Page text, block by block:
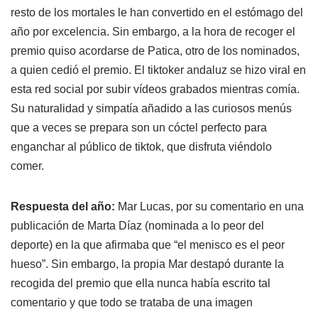
resto de los mortales le han convertido en el estómago del
año por excelencia. Sin embargo, a la hora de recoger el
premio quiso acordarse de Patica, otro de los nominados,
a quien cedió el premio. El tiktoker andaluz se hizo viral en
esta red social por subir vídeos grabados mientras comía.
Su naturalidad y simpatía añadido a las curiosos menús
que a veces se prepara son un cóctel perfecto para
enganchar al público de tiktok, que disfruta viéndolo
comer.
Respuesta del año: Mar Lucas, por su comentario en una
publicación de Marta Díaz (nominada a lo peor del
deporte) en la que afirmaba que “el menisco es el peor
hueso”. Sin embargo, la propia Mar destapó durante la
recogida del premio que ella nunca había escrito tal
comentario y que todo se trataba de una imagen